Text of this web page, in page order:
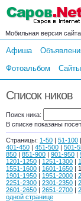
Мобильная версия сайта
Афиша
Фотоальбом
Сайты
Список ников
Поиск ника:
В списке показаны
Страницы: 1-50 | 51-100 |
401-450 | 451-500 | 501-
850 | 851-900 | 901-950 |
1201-1250 | 1251-1300 |
1551-1600 | 1601-1650 |
1901-1950 | 1951-2000 |
2251-2300 | 2301-2350 |
2601-2650 | 2651-2700 |
одной странице